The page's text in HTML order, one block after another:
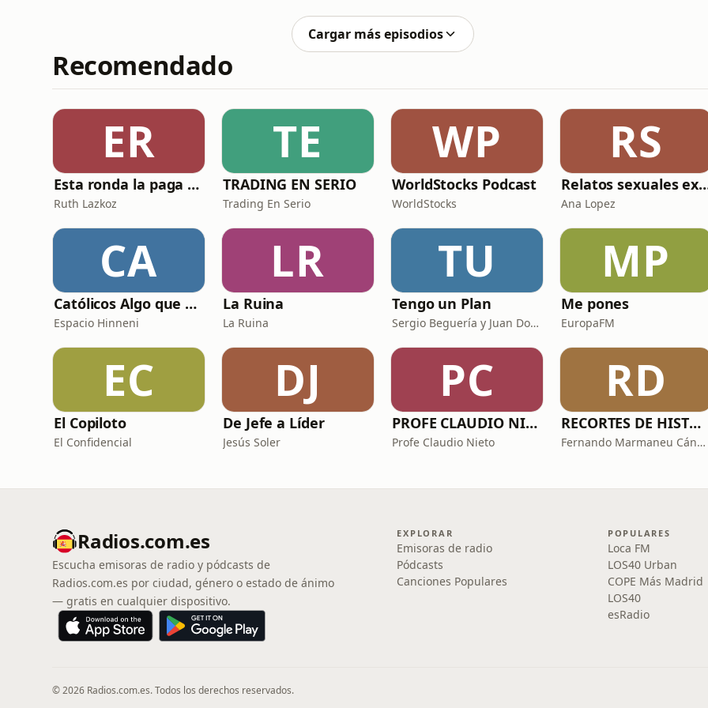
Cargar más episodios
Recomendado
ER
Esta ronda la paga Newton
Ruth Lazkoz
TE
TRADING EN SERIO
Trading En Serio
WP
WorldStocks Podcast
WorldStocks
RS
Relatos
Ana Lopez
CA
Católicos Algo que Saber
Espacio Hinneni
LR
La Ruina
La Ruina
TU
Tengo un Plan
Sergio Beguería y Juan Domínguez
MP
Me pones
EuropaFM
EC
El Copiloto
El Confidencial
DJ
De Jefe a Líder
Jesús Soler
PC
PROFE CLAUDIO NIETO
Profe Claudio Nieto
RD
RECORTES DE HISTORIA Y CIENCIA
Fernando Marmaneu Cánovas
Radios.com.es
Escucha emisoras de radio y pódcasts de
Radios.com.es por ciudad, género o estado de ánimo
— gratis en cualquier dispositivo.
EXPLORAR
Emisoras de radio
Pódcasts
Canciones Populares
POPULARES
Loca FM
LOS40 Urban
COPE Más Madrid
LOS40
esRadio
© 2026 Radios.com.es. Todos los derechos reservados.